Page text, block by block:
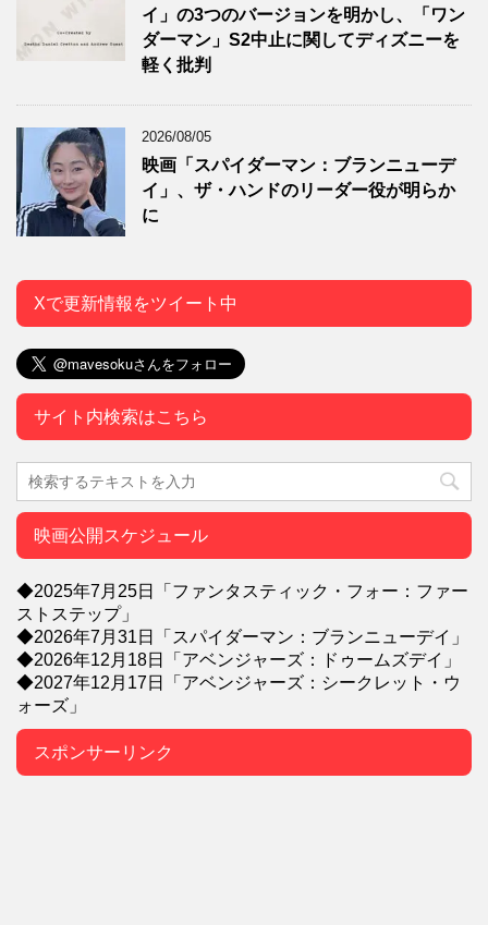
イ」の3つのバージョンを明かし、「ワン
ダーマン」S2中止に関してディズニーを
軽く批判
2026/08/05
映画「スパイダーマン：ブランニューデ
イ」、ザ・ハンドのリーダー役が明らか
に
Xで更新情報をツイート中
サイト内検索はこちら
映画公開スケジュール
◆2025年7月25日「ファンタスティック・フォー：ファー
ストステップ」
◆2026年7月31日「スパイダーマン：ブランニューデイ」
◆2026年12月18日「アベンジャーズ：ドゥームズデイ」
◆2027年12月17日「アベンジャーズ：シークレット・ウ
ォーズ」
スポンサーリンク